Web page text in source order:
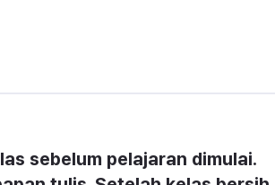
sebelum pelajaran dimulai.